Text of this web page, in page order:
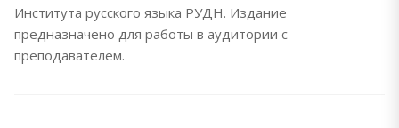
Института русского языка РУДН. Издание
предназначено для работы в аудитории с
преподавателем.